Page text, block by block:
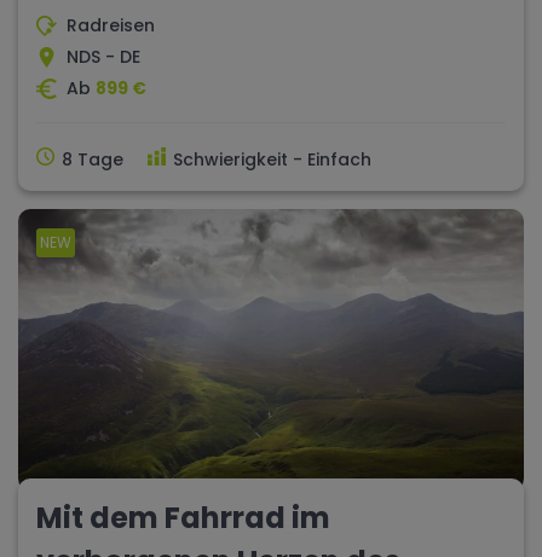
Radreisen
NDS - DE
Ab 899 €
8 Tage Schwierigkeit - Einfach
NEW
Mit dem Fahrrad im